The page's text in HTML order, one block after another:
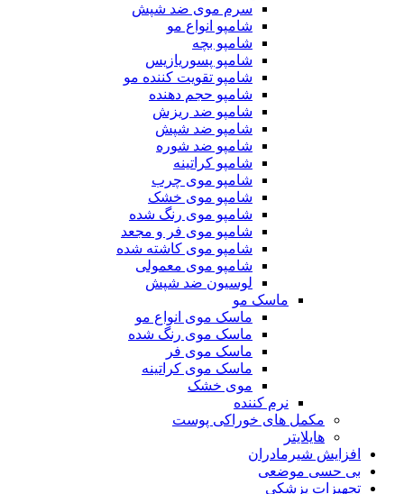
سرم موی ضد شپش
شامپو انواع مو
شامپو بچه
شامپو پسوریازیس
شامپو تقویت کننده مو
شامپو حجم دهنده
شامپو ضد ریزش
شامپو ضد شپش
شامپو ضد شوره
شامپو کراتینه
شامپو موی چرب
شامپو موی خشک
شامپو موی رنگ شده
شامپو موی فر و مجعد
شامپو موی کاشته شده
شامپو موی معمولی
لوسیون ضد شپش
ماسک مو
ماسک موی انواع مو
ماسک موی رنگ شده
ماسک موی فر
ماسک موی کراتینه
موی خشک
مکمل های خوراکی پوست
شیرمادران
موضعی
پزشکی